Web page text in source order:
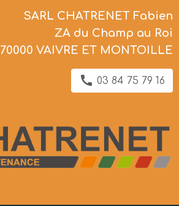
SARL CHATRENET Fabien
ZA du Champ au Roi
70000 VAIVRE ET MONTOILLE
03 84 75 79 16